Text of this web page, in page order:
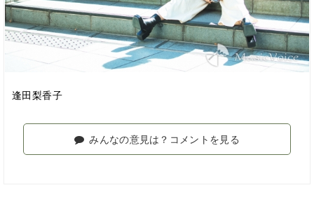
逢田梨香子
みんなの意見は？コメントを見る